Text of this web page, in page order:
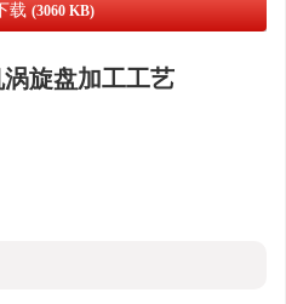
载 (3060 KB)
旋盘加工工艺